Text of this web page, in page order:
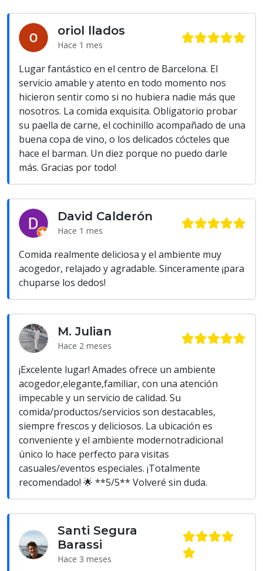
oriol llados
Hace 1 mes
Lugar fantástico en el centro de Barcelona. El
servicio amable y atento en todo momento nos
hicieron sentir como si no hubiera nadie más que
nosotros. La comida exquisita. Obligatorio probar
su paella de carne, el cochinillo acompañado de una
buena copa de vino, o los delicados cócteles que
hace el barman. Un diez porque no puedo darle
más. Gracias por todo!
David Calderón
Hace 1 mes
Comida realmente deliciosa y el ambiente muy
acogedor, relajado y agradable. Sinceramente ¡para
chuparse los dedos!
M. Julian
Hace 2 meses
¡Excelente lugar! Amades ofrece un ambiente
acogedor,elegante,familiar, con una atención
impecable y un servicio de calidad. Su
comida/productos/servicios son destacables,
siempre frescos y deliciosos. La ubicación es
conveniente y el ambiente modernotradicional
único lo hace perfecto para visitas
casuales/eventos especiales. ¡Totalmente
recomendado! 🌟 **5/5** Volveré sin duda.
Santi Segura
Barassi
Hace 3 meses